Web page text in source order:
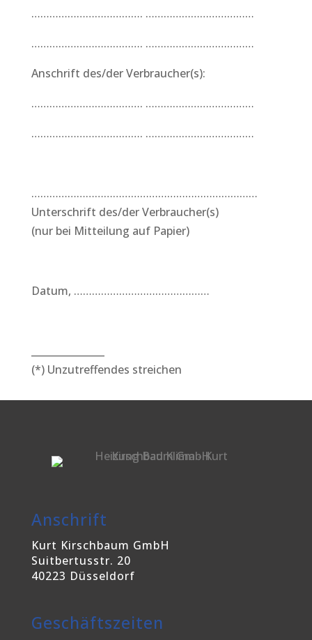
………………………………. ………………………………
………………………………. ………………………………
Anschrift des/der Verbraucher(s):
………………………………. ………………………………
………………………………. ………………………………
…………………………………………………………………
Unterschrift des/der Verbraucher(s)
(nur bei Mitteilung auf Papier)
Datum, ………………………………………
(*) Unzutreffendes streichen
Anschrift
Kurt Kirschbaum GmbH
Suitbertusstr. 20
40223 Düsseldorf
Geschäftszeiten